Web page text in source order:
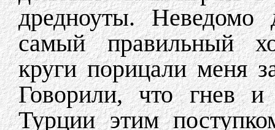
дредноуты.
самый правильный
круги порицали меня
Говорили, что гнев и
Турции этим